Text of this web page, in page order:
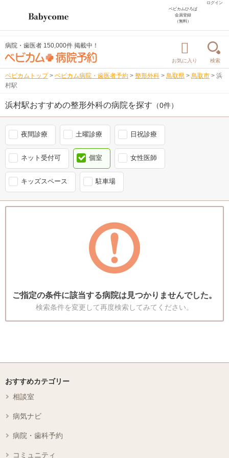
ログイン
ベビカムひろば
会員登録
（無料）
病院・歯医者 150,000件 掲載中！
お気に入り 検索
ベビカムトップ > ベビカム病院・歯医者予約 > 整形外科 > 鳥取県 > 鳥取市 > 浜
村駅
浜村駅おすすめの整形外科の病院を探す （0件）
夜間診療 土曜診療 日祝診療
ネット受付可 個室 女性医師
キッズスペース 駐車場
ご指定の条件に該当する病院は見つかりませんでした。
検索条件を変更して再度検索してみてください。
おすすめカテゴリー
相談室
病気ナビ
病院・歯科予約
コミュニティ